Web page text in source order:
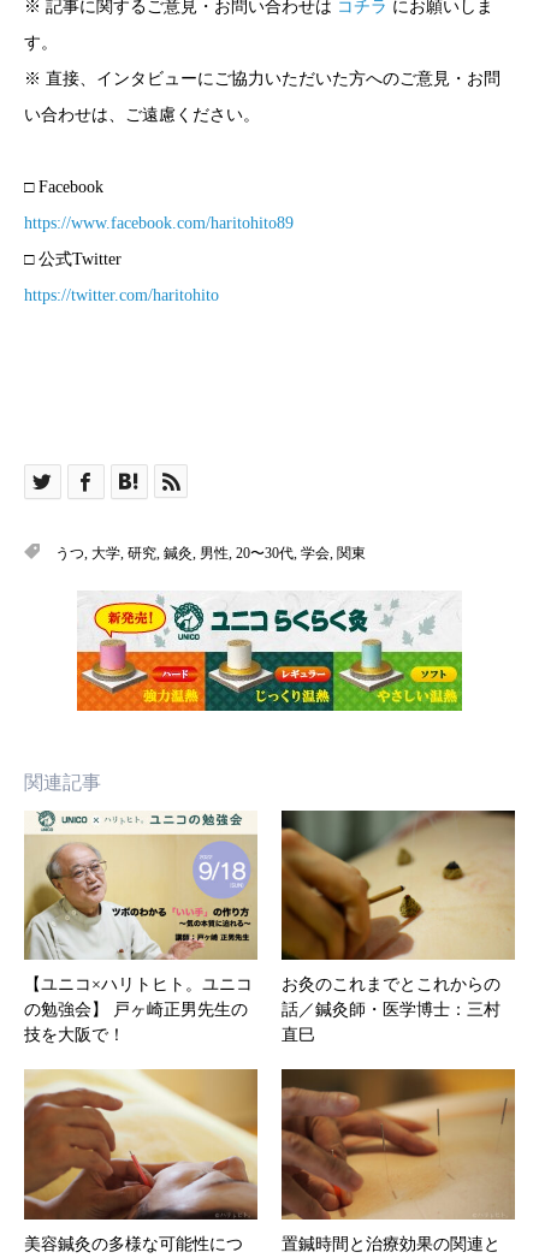
※ 記事に関するご意見・お問い合わせは コチラ にお願いしま
す。
※ 直接、インタビューにご協力いただいた方へのご意見・お問
い合わせは、ご遠慮ください。
□ Facebook
https://www.facebook.com/haritohito89
□ 公式Twitter
https://twitter.com/haritohito
うつ 大学 研究 鍼灸 男性 20〜30代 学会 関東
関連記事
【ユニコ×ハリトヒト。ユニコ
の勉強会】 戸ヶ崎正男先生の
技を大阪で！
お灸のこれまでとこれからの
話／鍼灸師・医学博士：三村
直巳
美容鍼灸の多様な可能性につ
置鍼時間と治療効果の関連と